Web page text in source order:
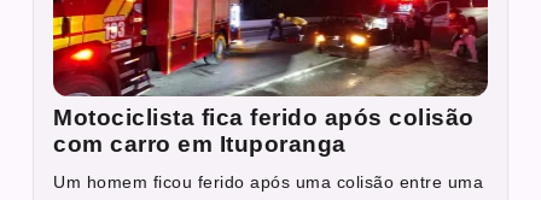
Motociclista fica ferido após colisão
com carro em Ituporanga
Um homem ficou ferido após uma colisão entre uma